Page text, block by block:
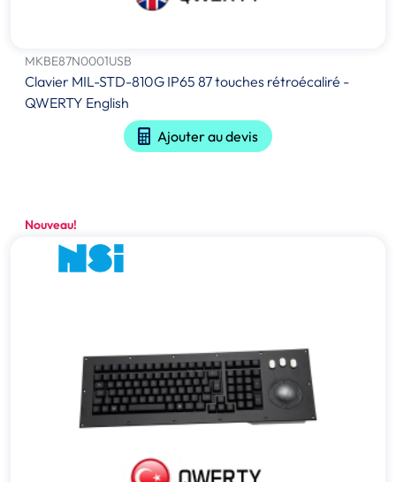
MKBE87N0001USB
Clavier MIL-STD-810G IP65 87 touches rétroécaliré -
QWERTY English
Ajouter au devis
Nouveau!